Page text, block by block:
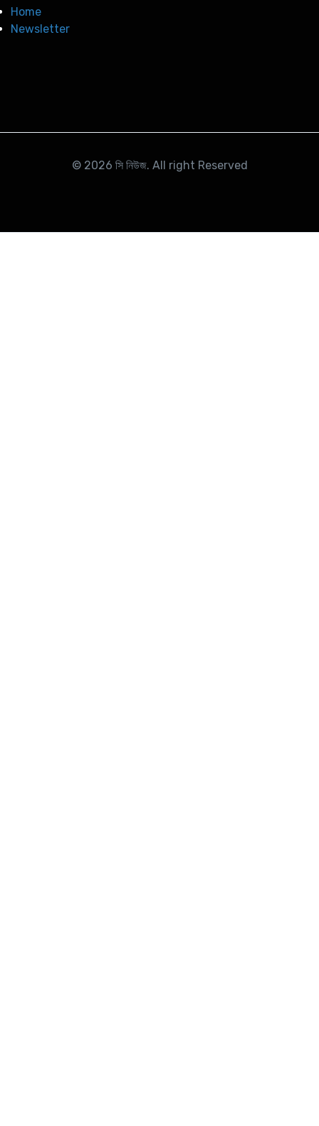
Home
Newsletter
© 2026 সি নিউজ. All right Reserved